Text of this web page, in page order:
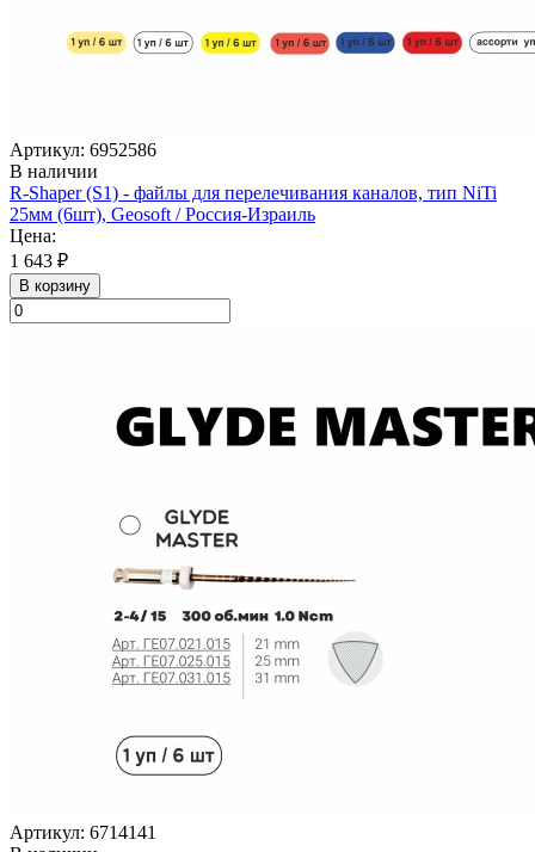
Артикул: 6952586
В наличии
R-Shaper (S1) - файлы для перелечивания каналов, тип NiTi
25мм (6шт), Geosoft / Россия-Израиль
Цена:
1 643 ₽
В корзину
Артикул: 6714141